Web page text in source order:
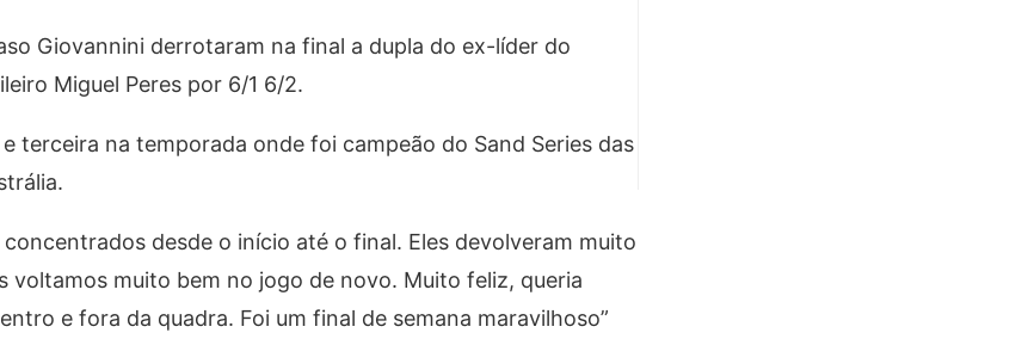
Giovannini derrotaram na final a dupla do ex-líder do
Miguel Peres por 6/1 6/2.
terceira na temporada onde foi campeão do Sand Series das
desde o início até o final. Eles devolveram muito
voltamos muito bem no jogo de novo. Muito feliz, queria
e fora da quadra. Foi um final de semana maravilhoso”